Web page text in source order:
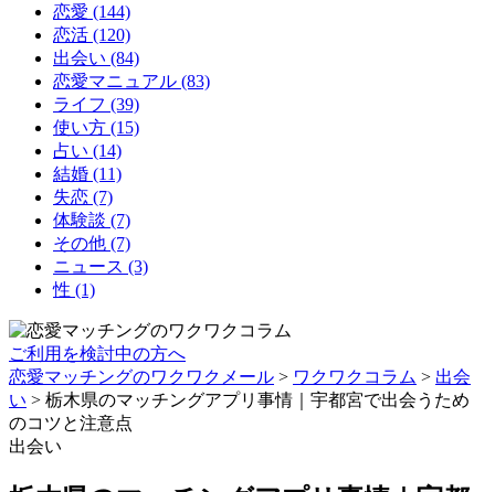
恋愛 (144)
恋活 (120)
出会い (84)
恋愛マニュアル (83)
ライフ (39)
使い方 (15)
占い (14)
結婚 (11)
失恋 (7)
体験談 (7)
その他 (7)
ニュース (3)
性 (1)
ご利用を検討中の方へ
恋愛マッチングのワクワクメール > ワクワクコラム > 出会
い > 栃木県のマッチングアプリ事情｜宇都宮で出会うため
のコツと注意点
出会い